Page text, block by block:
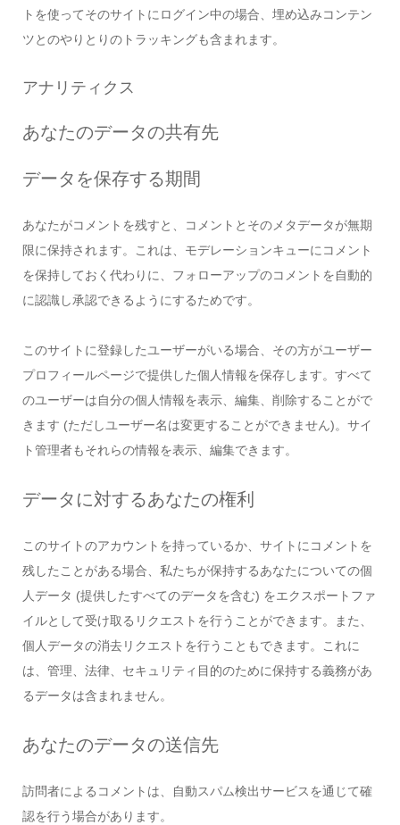
トを使ってそのサイトにログイン中の場合、埋め込みコンテン
ツとのやりとりのトラッキングも含まれます。
アナリティクス
あなたのデータの共有先
データを保存する期間
あなたがコメントを残すと、コメントとそのメタデータが無期
限に保持されます。これは、モデレーションキューにコメント
を保持しておく代わりに、フォローアップのコメントを自動的
に認識し承認できるようにするためです。
このサイトに登録したユーザーがいる場合、その方がユーザー
プロフィールページで提供した個人情報を保存します。すべて
のユーザーは自分の個人情報を表示、編集、削除することがで
きます (ただしユーザー名は変更することができません)。サイ
ト管理者もそれらの情報を表示、編集できます。
データに対するあなたの権利
このサイトのアカウントを持っているか、サイトにコメントを
残したことがある場合、私たちが保持するあなたについての個
人データ (提供したすべてのデータを含む) をエクスポートファ
イルとして受け取るリクエストを行うことができます。また、
個人データの消去リクエストを行うこともできます。これに
は、管理、法律、セキュリティ目的のために保持する義務があ
るデータは含まれません。
あなたのデータの送信先
訪問者によるコメントは、自動スパム検出サービスを通じて確
認を行う場合があります。